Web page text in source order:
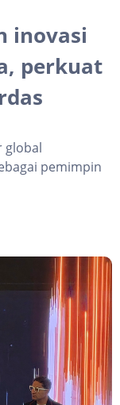
inovasi
perkuat
global
pemimpin